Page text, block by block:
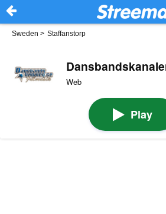
Sweden > Staffanstorp
Web
Play